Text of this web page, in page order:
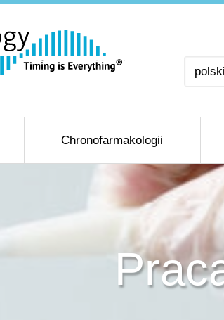
Wybierz
Chronofarmakologii